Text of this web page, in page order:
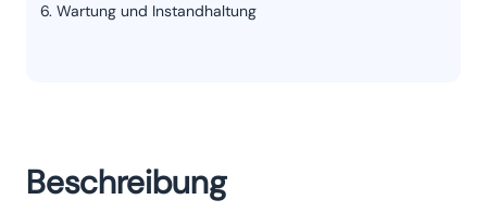
Wartung und Instandhaltung
Beschreibung